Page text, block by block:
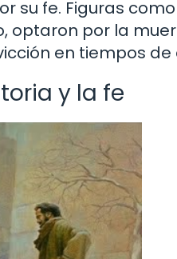
su fe. Figuras
optaron por la
en tiempos
y la fe